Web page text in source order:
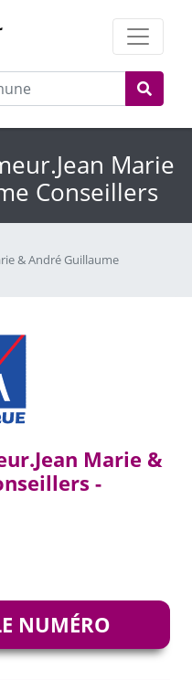
Marie
Conseillers
& André Guillaume
Marie &
-
NUMÉRO